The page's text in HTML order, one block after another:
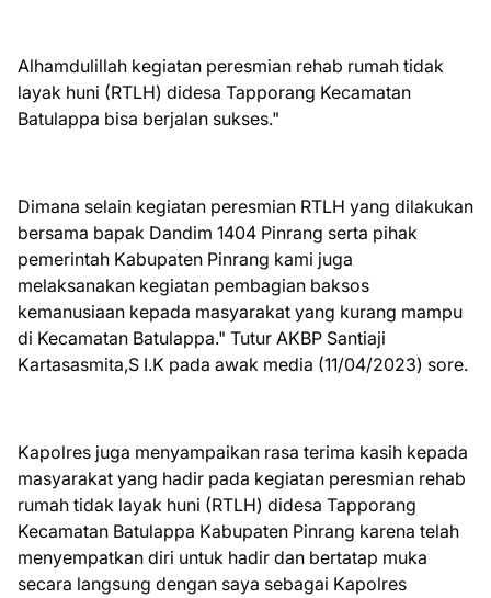
Alhamdulillah kegiatan peresmian rehab rumah tidak
layak huni (RTLH) didesa Tapporang Kecamatan
Batulappa bisa berjalan sukses."
Dimana selain kegiatan peresmian RTLH yang dilakukan
bersama bapak Dandim 1404 Pinrang serta pihak
pemerintah Kabupaten Pinrang kami juga
melaksanakan kegiatan pembagian baksos
kemanusiaan kepada masyarakat yang kurang mampu
di Kecamatan Batulappa." Tutur AKBP Santiaji
Kartasasmita,S I.K pada awak media (11/04/2023) sore.
Kapolres juga menyampaikan rasa terima kasih kepada
masyarakat yang hadir pada kegiatan peresmian rehab
rumah tidak layak huni (RTLH) didesa Tapporang
Kecamatan Batulappa Kabupaten Pinrang karena telah
menyempatkan diri untuk hadir dan bertatap muka
secara langsung dengan saya sebagai Kapolres